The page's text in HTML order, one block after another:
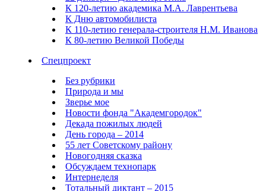
К 120-летию академика М.А. Лаврентьева
К Дню автомобилиста
К 110-летию генерала-строителя Н.М. Иванова
К 80-летию Великой Победы
Спецпроект
Без рубрики
Природа и мы
Зверье мое
Новости фонда "Академгородок"
Декада пожилых людей
День города – 2014
55 лет Советскому району
Новогодняя сказка
Обсуждаем технопарк
Интернеделя
Тотальный диктант – 2015